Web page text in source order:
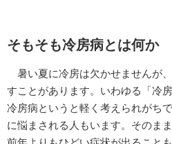
そもそも冷房病とは何か
暑い夏に冷房は欠かせませんが
すことがあります。いわゆる「冷
冷房病というと軽く考えられがち
に悩まされる人もいます。そのま